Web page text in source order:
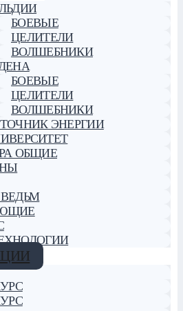
БОЕВЫЕ
ЦЕЛИТЕЛИ
ВОЛШЕБНИКИ
БОЕВЫЕ
ЦЕЛИТЕЛИ
ВОЛШЕБНИКИ
ЭНЕРГИИ
ОБЩИЕ